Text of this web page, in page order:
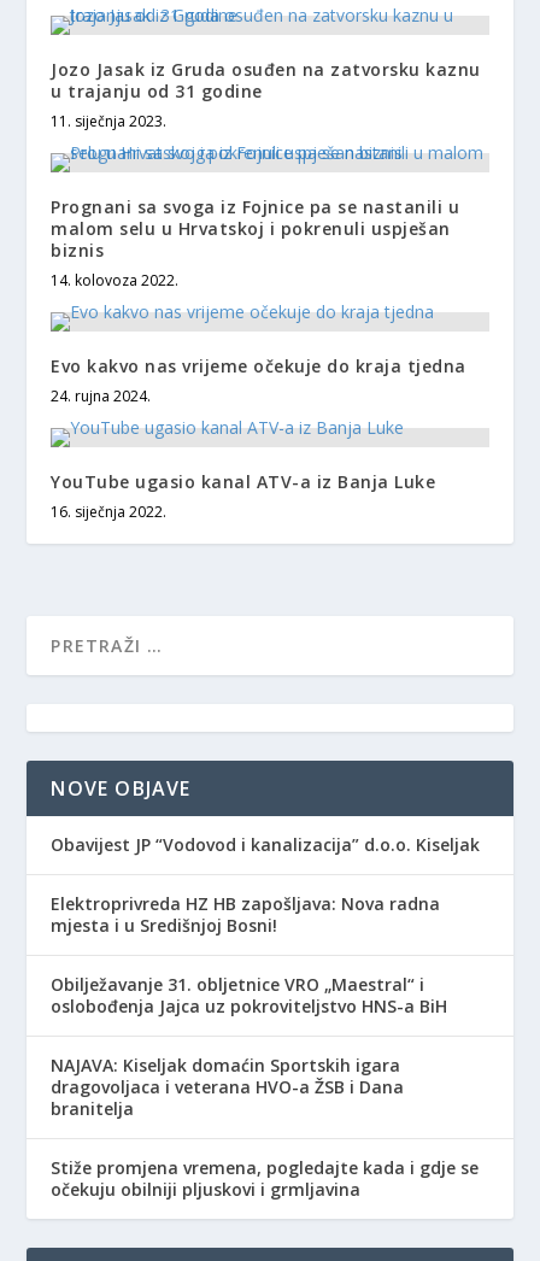
Jozo Jasak iz Gruda osuđen na zatvorsku kaznu
u trajanju od 31 godine
11. siječnja 2023.
Prognani sa svoga iz Fojnice pa se nastanili u
malom selu u Hrvatskoj i pokrenuli uspješan
biznis
14. kolovoza 2022.
Evo kakvo nas vrijeme očekuje do kraja tjedna
24. rujna 2024.
YouTube ugasio kanal ATV-a iz Banja Luke
16. siječnja 2022.
NOVE OBJAVE
Obavijest JP “Vodovod i kanalizacija” d.o.o. Kiseljak
Elektroprivreda HZ HB zapošljava: Nova radna
mjesta i u Središnjoj Bosni!
Obilježavanje 31. obljetnice VRO „Maestral“ i
oslobođenja Jajca uz pokroviteljstvo HNS-a BiH
NAJAVA: Kiseljak domaćin Sportskih igara
dragovoljaca i veterana HVO-a ŽSB i Dana
branitelja
Stiže promjena vremena, pogledajte kada i gdje se
očekuju obilniji pljuskovi i grmljavina